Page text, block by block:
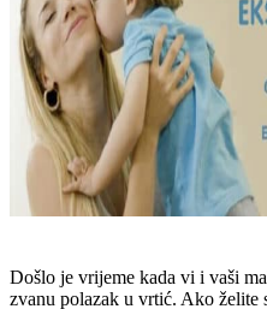
Došlo je vrijeme kada vi i vaši
zvanu polazak u vrtić. Ako želite